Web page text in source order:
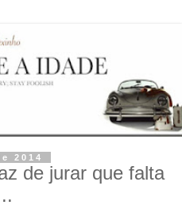
2014
de jurar que falta